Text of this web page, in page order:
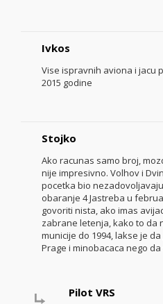
Ivkos
Vise ispravnih aviona i jacu
2015 godine
Stojko
Ako racunas samo broj,
nije impresivno. Volhov i
pocetka bio
obaranje 4 Jastreba u
govoriti nista, ako imas
zabrane letenja, kako to da
municije do 1994, lakse je
Prage i minobacaca nego
Pilot VRS